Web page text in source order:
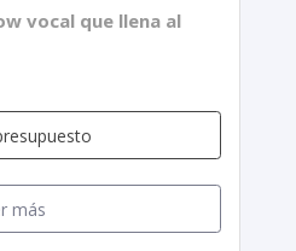
vocal que llena al
más